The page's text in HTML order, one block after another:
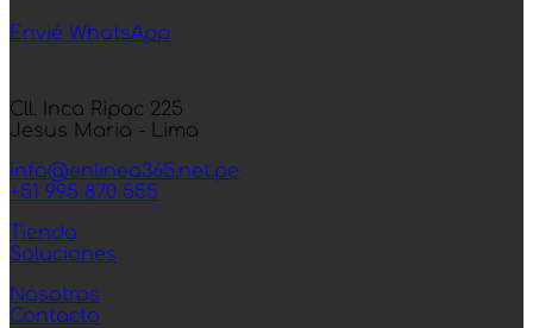
Envié WhatsApp
Cll. Inca Ripac 225
Jesus Maria - Lima
info@enlinea365.net.pe
+51 995 870 555
Tienda
Soluciones
Nosotros
Contacto